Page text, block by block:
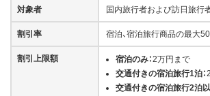
対象者 国内旅行者および訪日旅行
割引率 宿泊、宿泊旅行商品の最大
割引上限額 宿泊のみ：2万円まで
交通付きの宿泊旅行1泊：
交通付きの宿泊旅行2泊以